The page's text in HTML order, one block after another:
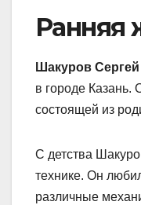
Ранняя
Шакуров Сергей
в городе
состоящей из
С детства
технике. Он
различные